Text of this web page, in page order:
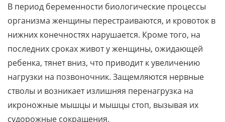
В период беременности биологические процессы
организма женщины перестраиваются, и кровоток в
нижних конечностях нарушается. Кроме того, на
последних сроках живот у женщины, ожидающей
ребенка, тянет вниз, что приводит к увеличению
нагрузки на позвоночник. Защемляются нервные
стволы и возникает излишняя перенагрузка на
икроножные мышцы и мышцы стоп, вызывая их
судорожные сокращения.